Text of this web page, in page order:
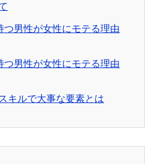
つ男性が女性にモテる理由
つ男性が女性にモテる理由
キルで大事な要素とは